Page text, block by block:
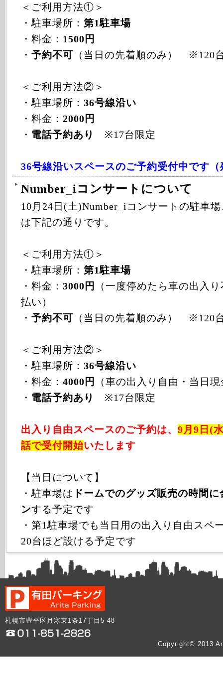
＜ご利用方法①＞
・駐車場所： 第1駐車場
・料金： 1500円
・ 予約不可 （当日の先着順のみ） ※120
＜ご利用方法②＞
・駐車場所： 36号線沿い
・料金： 2000円
・ 電話予約あり ※17台限定
36号線沿いスペースのご予約受付中です
Number_iコンサートについて
10 月24日(土)Number_iコンサートの駐車
は下記の通りです。
＜ご利用方法①＞
・駐車場所： 第1駐車場
・料金： 3000円
（一度停めたら車の出入
払い）
・ 予約不可 （当日の先着順のみ） ※120
＜ご利用方法②＞
・駐車場所： 36号線沿い
・料金： 4000円
（車の出入り自由・当日
・ 電話予約あり ※17台限定
出入り自由スペースのご予約は、 9月9日(
話で受付開始いたします
【当日について】
・駐車場は ドームでのグッズ販売の時間
ンする予定です
・第1駐車場でも当日用の出入り自由スペ
20台ほど設ける予定です
札幌市豊平区月寒東1条17丁目5-48
Copyright© 2013